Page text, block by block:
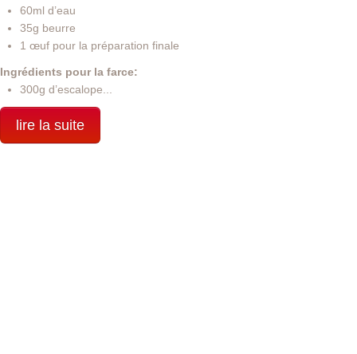
60ml d’eau
35g beurre
1 œuf pour la préparation finale
Ingrédients pour la farce:
300g d’escalope...
lire la suite